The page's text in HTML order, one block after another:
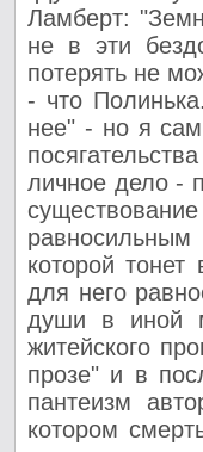
Ламберт:
не в эти
потерять не
- что
нее" - но я
личное дело -
которой
для него
души в иной
житейского
прозе" и в
пантеизм
котором